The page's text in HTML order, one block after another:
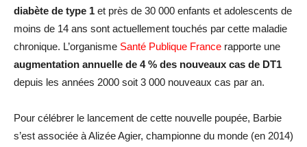
diabète de type 1 et près de 30 000 enfants et adolescents de
moins de 14 ans sont actuellement touchés par cette maladie
chronique. L’organisme Santé Publique France rapporte une
augmentation annuelle de 4 % des nouveaux cas de DT1
depuis les années 2000 soit 3 000 nouveaux cas par an.
Pour célébrer le lancement de cette nouvelle poupée, Barbie
s’est associée à Alizée Agier, championne du monde (en 2014)